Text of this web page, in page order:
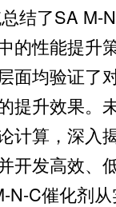
了SA M-
的性能提升
面均验证了
提升效果。
计算，深入
开发高效、
N-C催化剂